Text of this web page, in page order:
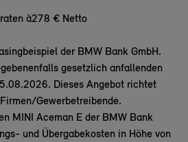
à278 € Netto
der BMW Bank GmbH.
gesetzlich anfallenden
Dieses Angebot richtet
Gewerbetreibende.
MINI Aceman E der BMW Bank
und Übergabekosten in Höhe von